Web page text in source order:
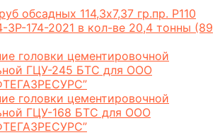
обсадных 114,3х7,37 гр.пр. Р110
174-2021 в кол-ве 20,4 тонны (89
головки цементировочной
ГЦУ-245 БТС для ООО
головки цементировочной
ГЦУ-168 БТС для ООО